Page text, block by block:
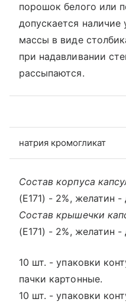
порошок белого или
допускается наличие
массы в виде
при надавливании
рассыпаются.
натрия кромогликат
Состав корпуса
(Е171) - 2%, желатин -
Состав крышечки
(Е171) - 2%, желатин -
10 шт. - упаковки
пачки картонные.
10 шт. - упаковки